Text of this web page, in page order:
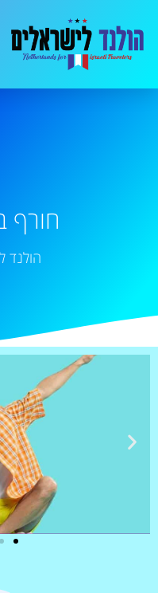
חורף
הולנד